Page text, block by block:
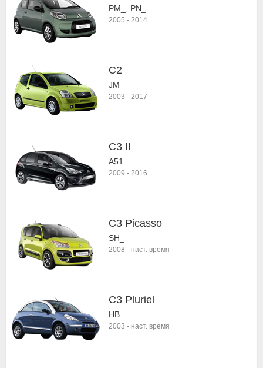
PM_, PN_
2005 - 2014
C2
JM_
2003 - 2017
C3 II
A51
2009 - 2016
C3 Picasso
SH_
2008 - наст. время
C3 Pluriel
HB_
2003 - наст. время